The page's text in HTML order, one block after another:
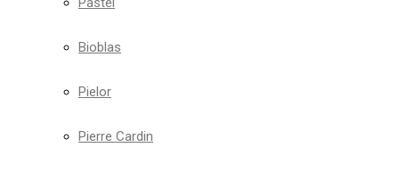
Bioblas
Pielor
Pierre Cardin